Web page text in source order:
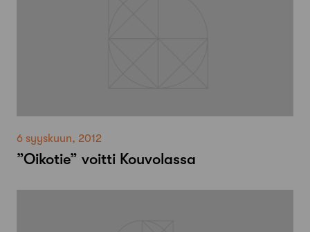
6 syyskuun, 2012
”Oikotie” voitti Kouvolassa